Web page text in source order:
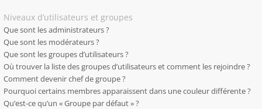
Niveaux d’utilisateurs et groupes
Que sont les administrateurs ?
Que sont les modérateurs ?
Que sont les groupes d’utilisateurs ?
Où trouver la liste des groupes d’utilisateurs et comment les rejoindre ?
Comment devenir chef de groupe ?
Pourquoi certains membres apparaissent dans une couleur différente ?
Qu’est-ce qu’un « Groupe par défaut » ?